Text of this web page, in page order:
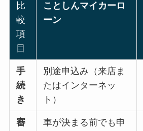
比
較
項
目
ことしんマイカーロ
ーン
手
続
き
別途申込み（来店ま
たはインターネッ
ト）
審
車が決まる前でも申